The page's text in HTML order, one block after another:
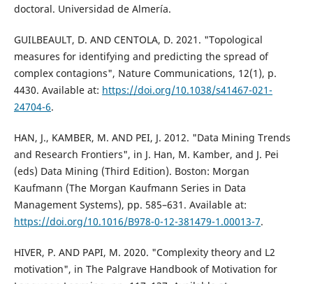
doctoral. Universidad de Almería.
GUILBEAULT, D. AND CENTOLA, D. 2021. "Topological
measures for identifying and predicting the spread of
complex contagions", Nature Communications, 12(1), p.
4430. Available at: https://doi.org/10.1038/s41467-021-
24704-6.
HAN, J., KAMBER, M. AND PEI, J. 2012. "Data Mining Trends
and Research Frontiers", in J. Han, M. Kamber, and J. Pei
(eds) Data Mining (Third Edition). Boston: Morgan
Kaufmann (The Morgan Kaufmann Series in Data
Management Systems), pp. 585–631. Available at:
https://doi.org/10.1016/B978-0-12-381479-1.00013-7.
HIVER, P. AND PAPI, M. 2020. "Complexity theory and L2
motivation", in The Palgrave Handbook of Motivation for